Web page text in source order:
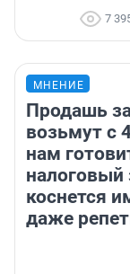
7
МНЕНИЕ
Продашь
возьмут с
нам
налоговый
коснется
даже